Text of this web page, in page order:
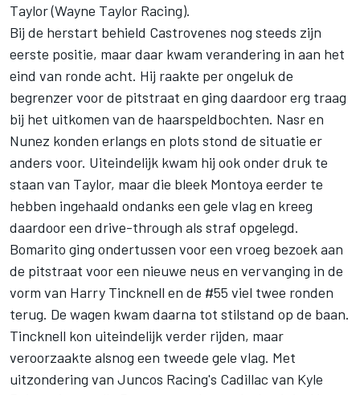
Taylor (Wayne Taylor Racing).
Bij de herstart behield Castrovenes nog steeds zijn
eerste positie, maar daar kwam verandering in aan het
eind van ronde acht. Hij raakte per ongeluk de
begrenzer voor de pitstraat en ging daardoor erg traag
bij het uitkomen van de haarspeldbochten. Nasr en
Nunez konden erlangs en plots stond de situatie er
anders voor. Uiteindelijk kwam hij ook onder druk te
staan van Taylor, maar die bleek Montoya eerder te
hebben ingehaald ondanks een gele vlag en kreeg
daardoor een drive-through als straf opgelegd.
Bomarito ging ondertussen voor een vroeg bezoek aan
de pitstraat voor een nieuwe neus en vervanging in de
vorm van Harry Tincknell en de #55 viel twee ronden
terug. De wagen kwam daarna tot stilstand op de baan.
Tincknell kon uiteindelijk verder rijden, maar
veroorzaakte alsnog een tweede gele vlag. Met
uitzondering van Juncos Racing's Cadillac van Kyle